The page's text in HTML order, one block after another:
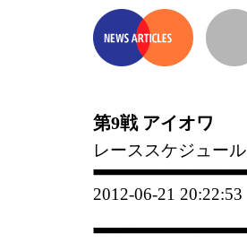
第9戦 アイオワ
レーススケジュール
2012-06-21 20:22:53